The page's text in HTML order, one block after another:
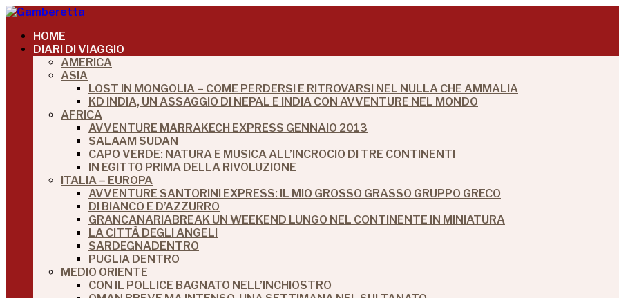
HOME
DIARI DI VIAGGIO
AMERICA
ASIA
LOST IN MONGOLIA – COME PERDERSI E RITROVARSI NEL NULLA CHE AMMALIA
KD INDIA, UN ASSAGGIO DI NEPAL E INDIA CON AVVENTURE NEL MONDO
AFRICA
AVVENTURE MARRAKECH EXPRESS GENNAIO 2013
SALAAM SUDAN
CAPO VERDE: NATURA E MUSICA ALL’INCROCIO DI TRE CONTINENTI
IN EGITTO PRIMA DELLA RIVOLUZIONE
ITALIA – EUROPA
AVVENTURE SANTORINI EXPRESS: IL MIO GROSSO GRASSO GRUPPO GRECO
DI BIANCO E D’AZZURRO
GRANCANARIABREAK UN WEEKEND LUNGO NEL CONTINENTE IN MINIATURA
LA CITTÀ DEGLI ANGELI
SARDEGNADENTRO
PUGLIA DENTRO
MEDIO ORIENTE
CON IL POLLICE BAGNATO NELL’INCHIOSTRO